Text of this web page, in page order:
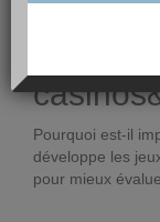
Pourquoi est-il
développe les
pour mieux